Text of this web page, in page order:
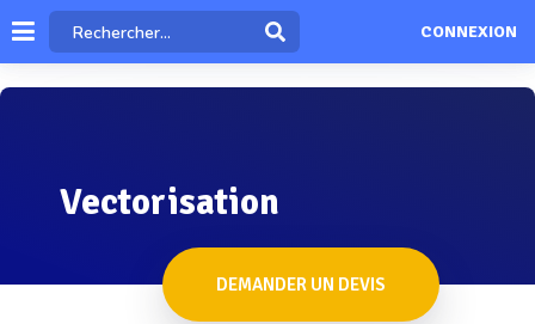
CONNEXION
Vectorisation
DEMANDER UN DEVIS